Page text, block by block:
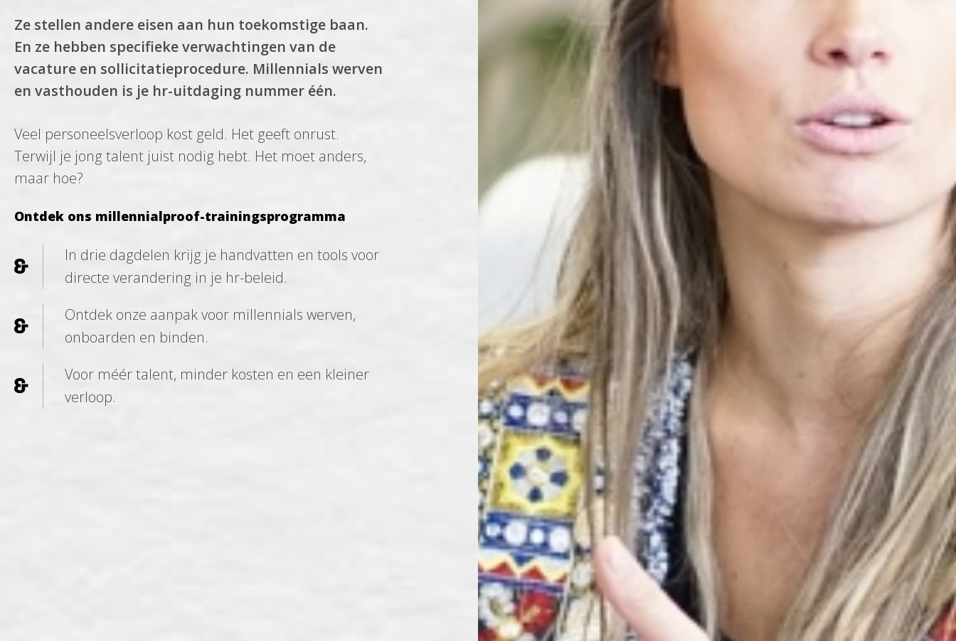
Ze stellen andere eisen aan hun toekomstige baan.
En ze hebben specifieke verwachtingen van de
vacature en sollicitatieprocedure. Millennials werven
en vasthouden is je hr-uitdaging nummer één.
Veel personeelsverloop kost geld. Het geeft onrust.
Terwijl je jong talent juist nodig hebt. Het moet anders,
maar hoe?
Ontdek ons millennialproof-trainingsprogramma
In drie dagdelen krijg je handvatten en tools voor
directe verandering in je hr-beleid.
Ontdek onze aanpak voor millennials werven,
onboarden en binden.
Voor méér talent, minder kosten en een kleiner
verloop.